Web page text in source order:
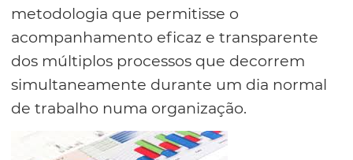
metodologia que permitisse o
acompanhamento eficaz e transparente
dos múltiplos processos que decorrem
simultaneamente durante um dia normal
de trabalho numa organização.